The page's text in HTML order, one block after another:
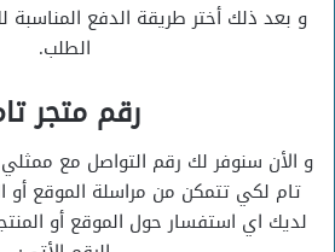
و بعد ذلك أختر طريقة الدفع
الطلب.
رقم متجر
و الأن سنوفر لك رقم التواصل مع
تام لكي تتمكن من مراسلة الموقع أو
لديك اي استفسار حول الموقع أو